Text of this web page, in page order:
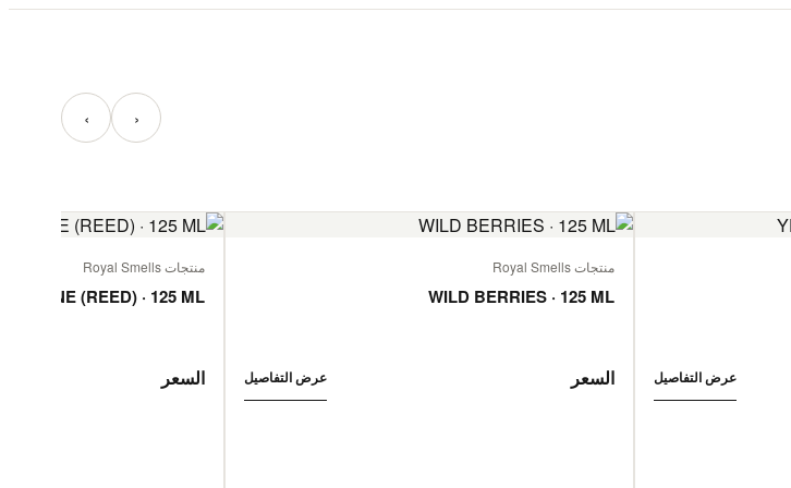
‹ ›
عرض التفاصيل
منتجات Royal Smells
WILD BERRIES · 125 ML
السعر عرض التفاصيل
منتجات Royal Smells
(REED) · 125 ML
السعر